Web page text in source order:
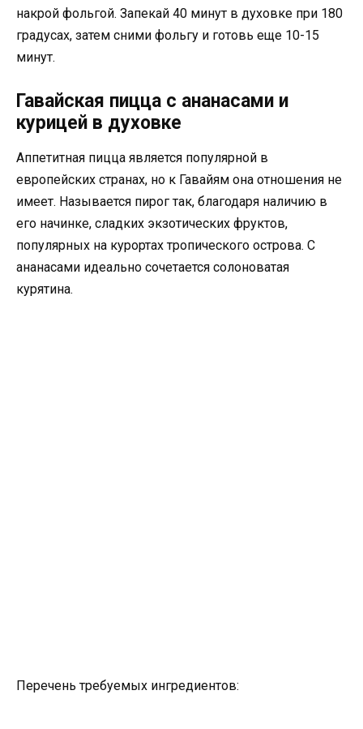
накрой фольгой. Запекай 40 минут в духовке при 180
градусах, затем сними фольгу и готовь еще 10-15
минут.
Гавайская пицца с ананасами и
курицей в духовке
Аппетитная пицца является популярной в
европейских странах, но к Гавайям она отношения не
имеет. Называется пирог так, благодаря наличию в
его начинке, сладких экзотических фруктов,
популярных на курортах тропического острова. С
ананасами идеально сочетается солоноватая
курятина.
Перечень требуемых ингредиентов: